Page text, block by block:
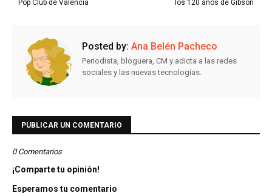
los 120 años de Gibson
Pop Club de Valencia
Posted by: Ana Belén Pacheco
Periodista, bloguera, CM y adicta a las redes
sociales y las nuevas tecnologías.
PUBLICAR UN COMENTARIO
0 Comentarios
¡Comparte tu opinión!
Esperamos tu comentario